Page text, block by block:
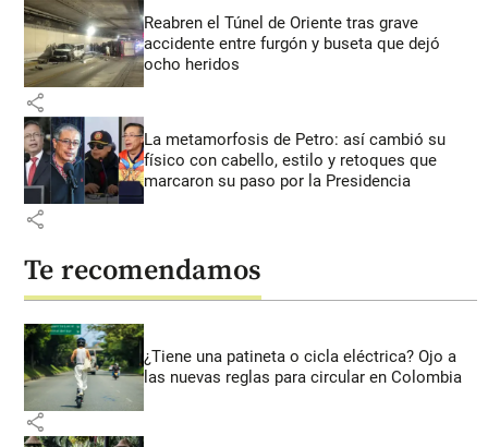
Reabren el Túnel de Oriente tras grave
accidente entre furgón y buseta que dejó
ocho heridos
share
La metamorfosis de Petro: así cambió su
físico con cabello, estilo y retoques que
marcaron su paso por la Presidencia
share
Te recomendamos
¿Tiene una patineta o cicla eléctrica? Ojo a
las nuevas reglas para circular en Colombia
share